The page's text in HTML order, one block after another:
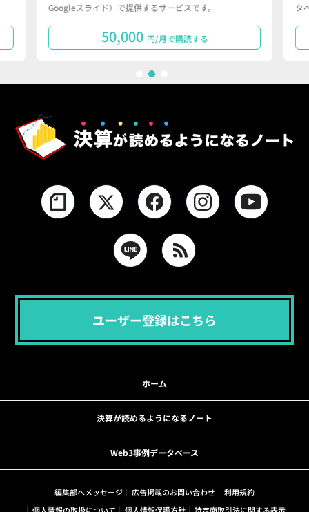
Googleスライド）で提供するサービスです。
50,000 円/月で購読する
タ
ユーザー登録はこちら
ホーム
決算が読めるようになるノート
Web3事例データベース
編集部へメッセージ 広告掲載のお問い合わせ
利用規約
個人情報の取扱について
個人情報保護方針 特定商取引法に関する表示